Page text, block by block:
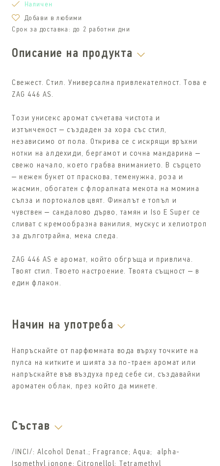
Наличен
Добави в любими
Срок за доставка: до 2 работни дни
Описание на продукта
Свежест. Стил. Универсална привлекателност. Това е
ZAG 446 AS.
Този унисекс аромат съчетава чистота и
изтънченост – създаден за хора със стил,
независимо от пола. Открива се с искрящи връхни
нотки на алдехиди, бергамот и сочна мандарина –
свежо начало, което грабва вниманието. В сърцето
– нежен букет от праскова, теменужка, роза и
жасмин, обогатен с флоралната мекота на момина
сълза и портокалов цвят. Финалът е топъл и
чувствен – сандалово дърво, тамян и Iso E Super се
сливат с кремообразна ванилия, мускус и хелиотроп
за дълготрайна, мека следа.
ZAG 446 AS e aромат, който обгръща и привлича.
Твоят стил. Твоето настроение. Твоята същност – в
един флакон.
Начин на употреба
Напръскайте от парфюмната вода върху точките на
пулса на китките и шията за по-траен аромат или
напръскайте във въздуха пред себе си, създавайки
ароматен облак, през който да минете.
Състав
/INCI/: Alcohol Denat.; Fragrance; Aqua; alpha-
Isomethyl ionone; Citronellol; Tetramethyl